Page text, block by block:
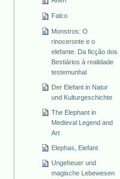
Falco
Monstros: O
rinoceronte e o
elefante. Da ficção dos
Bestiários à realidade
testemunhal
Der Elefant in Natur
und Kulturgeschichte
The Elephant in
Medieval Legend and
Art
Elephas, Elefant
Ungeheuer und
magische Lebewesen